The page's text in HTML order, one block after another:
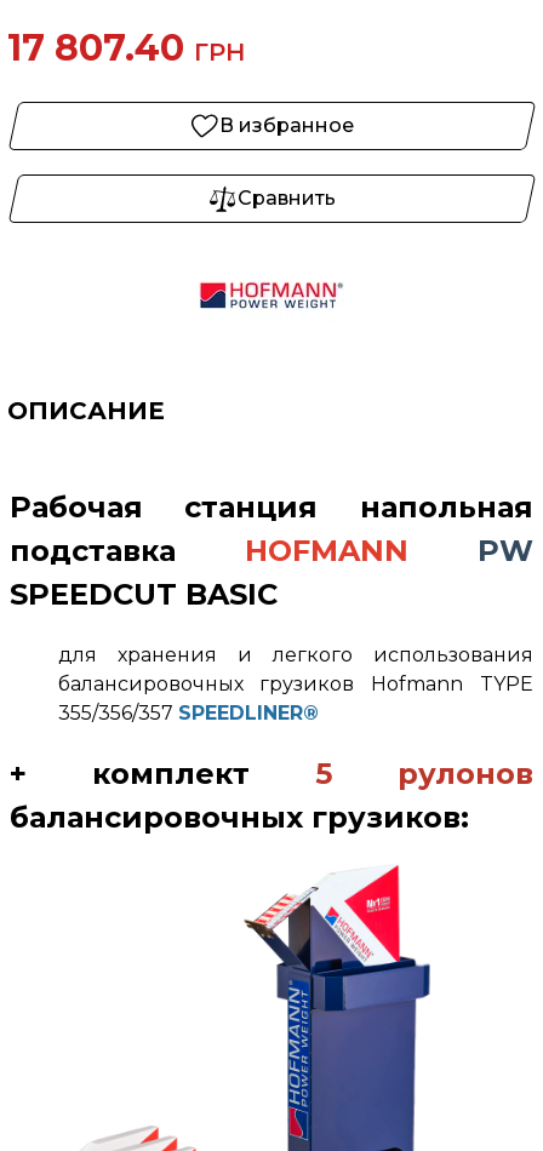
17 807.40 ГРН
В избранное
Сравнить
ОПИСАНИЕ
Рабочая станция напольная
подставка HOFMANN PW
SPEEDCUT BASIC
для хранения и легкого использования
балансировочных грузиков
Hofmann TYPE
355/356/357 SPEEDLINER®
+ комплект 5 рулонов
балансировочных грузиков: